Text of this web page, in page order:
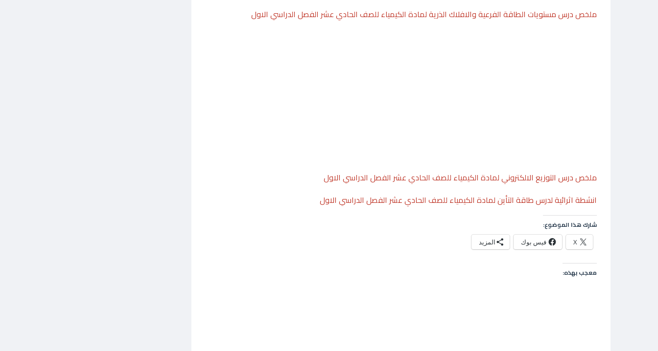
ملخص درس مستويات الطاقة الفرعية والافلاك الذرية لمادة الكيمياء للصف الحادي عشر الفصل الدراسي الاول
ملخص درس التوزيع الالكتروني لمادة الكيمياء للصف الحادي عشر الفصل الدراسي الاول
انشطة اثرائية لدرس طاقة التأين لمادة الكيمياء للصف الحادي عشر الفصل الدراسي الاول
شارك هذا الموضوع:
X فيس بوك المزيد
معجب بهذه: